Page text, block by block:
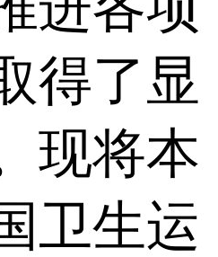
得了显
现将本
卫生运